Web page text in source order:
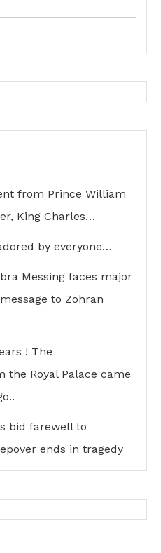
from Prince William
King Charles…
by everyone…
Messing faces major
to Zohran
! The
the Royal Palace came
bid farewell to
ends in tragedy